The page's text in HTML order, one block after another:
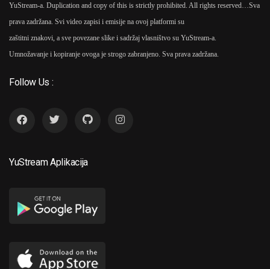
YuStream-a. Duplication and copy of this is strictly prohibited. All rights reserved… Sva
prava zadržana. Svi video zapisi i emisije na ovoj platformi su
zaštitni znakovi, a sve povezane slike i sadržaj vlasništvo su YuStream-a.
Umnožavanje i kopiranje ovoga je strogo zabranjeno. Sva prava zadržana.
Follow Us :
YuStream Aplikacija